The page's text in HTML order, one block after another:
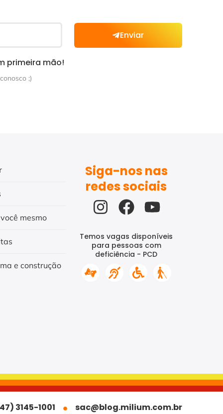
Enviar
primeira mão!
;)
mesmo
e construção
Siga-nos nas
redes sociais
Temos vagas disponíveis
para pessoas com
deficiência - PCD
3145-1001 sac@blog.milium.com.br